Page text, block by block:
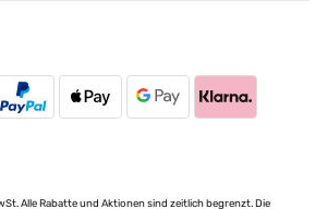
Alle Rabatte und Aktionen sind zeitlich begrenzt. Die